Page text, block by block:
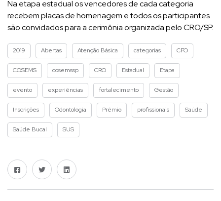
Na etapa estadual os vencedores de cada categoria
recebem placas de homenagem e todos os participantes
são convidados para a cerimônia organizada pelo CRO/SP.
2019 Abertas Atenção Básica categorias CFO
COSEMS cosemssp CRO Estadual Etapa
evento experiências fortalecimento Gestão
Inscrições Odontologia Prêmio profissionais Saúde
Saúde Bucal SUS